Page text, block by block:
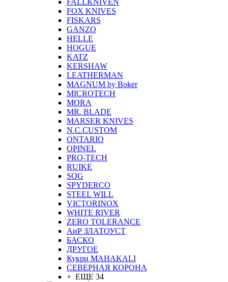
FALLKNIVEN
FOX KNIVES
FISKARS
GANZO
HELLE
HOGUE
KATZ
KERSHAW
LEATHERMAN
MAGNUM by Boker
MICROTECH
MORA
MR. BLADE
MARSER KNIVES
N.C.CUSTOM
ONTARIO
OPINEL
PRO-TECH
RUIKE
SOG
SPYDERCO
STEEL WILL
VICTORINOX
WHITE RIVER
ZERO TOLERANCE
АиР ЗЛАТОУСТ
БАСКО
ДРУГОЕ
Кукри MAHAKALI
СЕВЕРНАЯ КОРОНА
+ ЕЩЕ 34